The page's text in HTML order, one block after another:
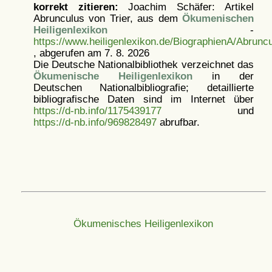
korrekt zitieren: Joachim Schäfer: Artikel
Abrunculus von Trier, aus dem Ökumenischen
Heiligenlexikon-
https://www.heiligenlexikon.de/BiographienA/
, abgerufen am 7. 8. 2026
Die Deutsche Nationalbibliothek verzeichnet das
Ökumenische Heiligenlexikonin der
Deutschen Nationalbibliografie; detaillierte
bibliografische Daten sind im Internet über
https://d-nb.info/1175439177und
https://d-nb.info/969828497abrufbar.
Ökumenisches Heiligenlexikon